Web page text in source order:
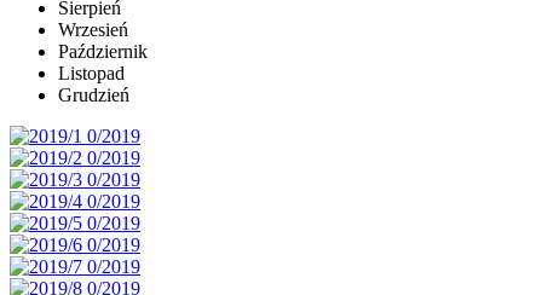
Sierpień
Wrzesień
Październik
Listopad
Grudzień